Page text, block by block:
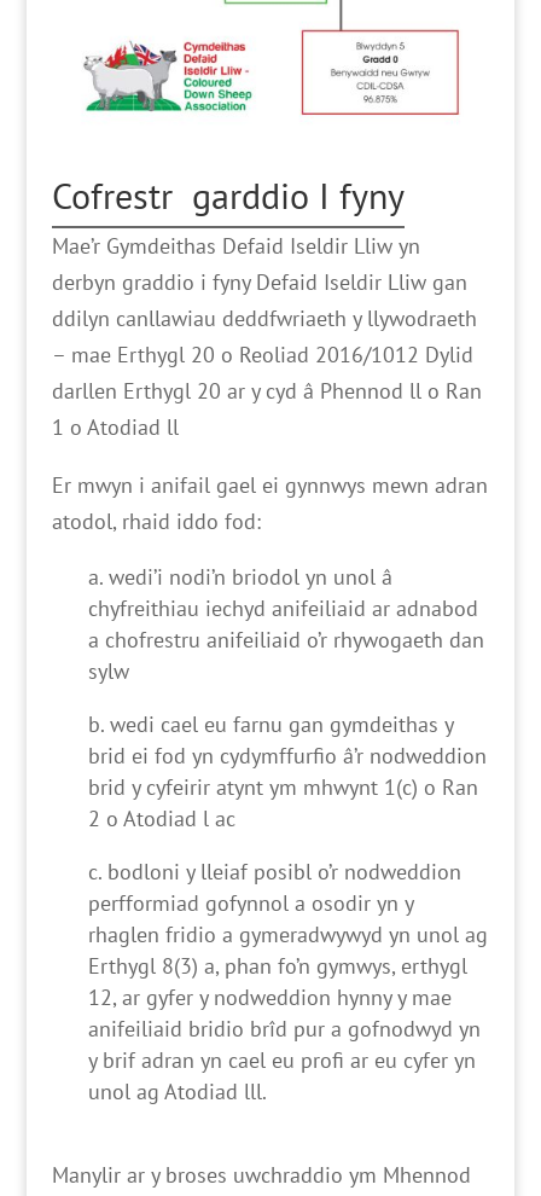
Cofrestr garddio I fyny
Mae’r Gymdeithas Defaid Iseldir Lliw yn
derbyn graddio i fyny Defaid Iseldir Lliw gan
ddilyn canllawiau deddfwriaeth y llywodraeth
– mae Erthygl 20 o Reoliad 2016/1012 Dylid
darllen Erthygl 20 ar y cyd â Phennod ll o Ran
1 o Atodiad ll
Er mwyn i anifail gael ei gynnwys mewn adran
atodol, rhaid iddo fod:
wedi’i nodi’n briodol yn unol â
chyfreithiau iechyd anifeiliaid ar adnabod
a chofrestru anifeiliaid o’r rhywogaeth dan
sylw
wedi cael eu farnu gan gymdeithas y
brid ei fod yn cydymffurfio â’r nodweddion
brid y cyfeirir atynt ym mhwynt 1(c) o Ran
2 o Atodiad l ac
bodloni y lleiaf posibl o’r nodweddion
perfformiad gofynnol a osodir yn y
rhaglen fridio a gymeradwywyd yn unol ag
Erthygl 8(3) a, phan fo’n gymwys, erthygl
12, ar gyfer y nodweddion hynny y mae
anifeiliaid bridio brîd pur a gofnodwyd yn
y brif adran yn cael eu profi ar eu cyfer yn
unol ag Atodiad lll.
Manylir ar y broses uwchraddio ym Mhennod